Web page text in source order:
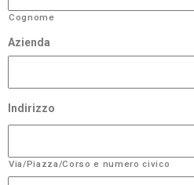
Cognome
Azienda
Indirizzo
Via/Piazza/Corso e numero civico